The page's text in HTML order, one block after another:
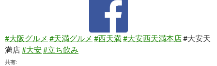
#大阪グルメ #天満グルメ #西天満#大安西天満本店#大安天
満店#大安#立ち飲み
共有: